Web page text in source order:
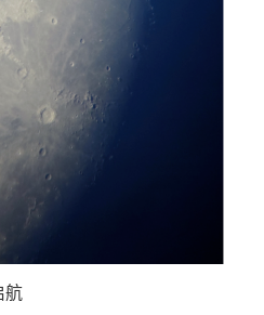
航